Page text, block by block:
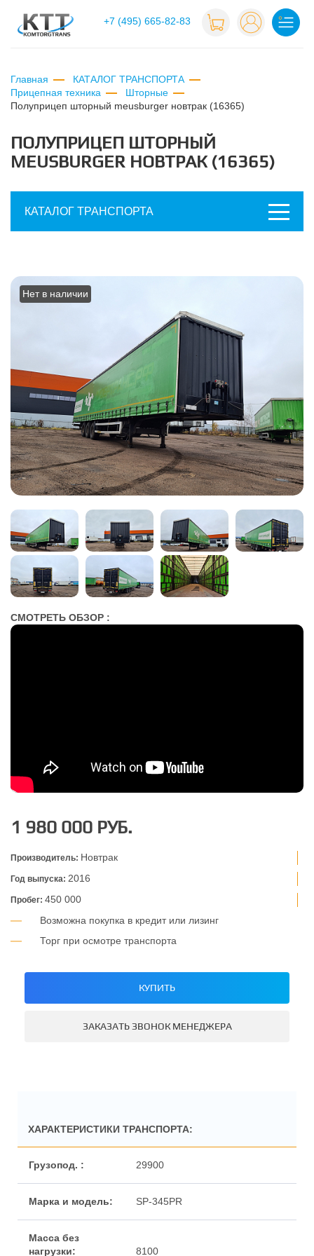
+7 (495) 665-82-83
Главная
КАТАЛОГ ТРАНСПОРТА
Прицепная техника
Шторные
полуприцеп шторный meusburger новтрак (16365)
ПОЛУПРИЦЕП ШТОРНЫЙ
MEUSBURGER НОВТРАК (16365)
КАТАЛОГ ТРАНСПОРТА
Нет в наличии
СМОТРЕТЬ ОБЗОР :
1 980 000 РУБ.
Производитель: Новтрак
Год выпуска: 2016
Пробег: 450 000
Возможна покупка в кредит или лизинг
Торг при осмотре транспорта
КУПИТЬ
ЗАКАЗАТЬ ЗВОНОК МЕНЕДЖЕРА
ХАРАКТЕРИСТИКИ ТРАНСПОРТА:
29900
SP-345PR
8100